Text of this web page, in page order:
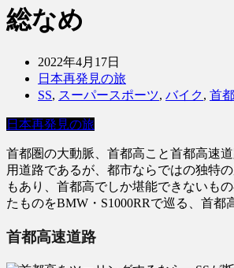
総なめ
2022年4月17日
日本再発見の旅
SS, スーパースポーツ, バイク, 首
日本再発見の旅
首都圏の大動脈、首都高こと首都高速
用道路であるが、都市ならではの独特
もあり、首都高でしか堪能できないも
たものをBMW・S1000RRで巡る、首都
首都高速道路